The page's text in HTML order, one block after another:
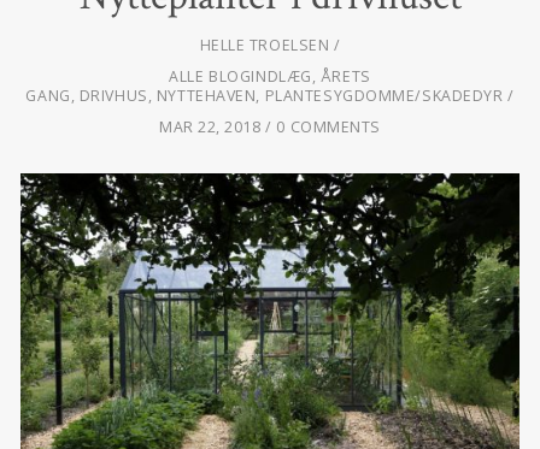
HELLE TROELSEN
ALLE BLOGINDLÆG, ÅRETS
GANG, DRIVHUS, NYTTEHAVEN, PLANTESYGDOMME/SKADEDYR
MAR 22, 2018
0 COMMENTS